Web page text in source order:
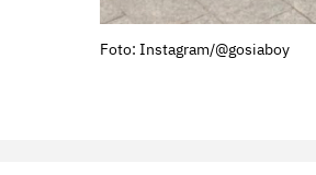
Foto: Instagram/@gosiaboy